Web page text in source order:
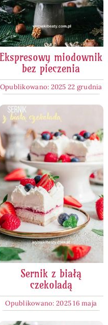
Ekspresowy miodownik
bez pieczenia
Opublikowano: 2025 22 grudnia
Sernik z białą
czekoladą
Opublikowano: 2025 16 maja